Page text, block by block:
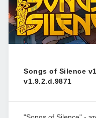
Songs of Silence
v1.9.2.d.9871